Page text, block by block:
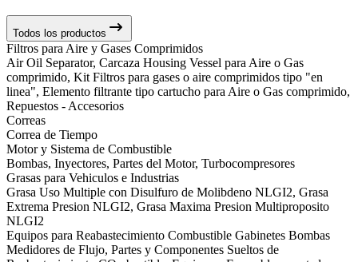
Todos los productos
Filtros para Aire y Gases Comprimidos
Air Oil Separator, Carcaza Housing Vessel para Aire o Gas
comprimido, Kit Filtros para gases o aire comprimidos tipo "en
linea", Elemento filtrante tipo cartucho para Aire o Gas comprimido,
Repuestos - Accesorios
Correas
Correa de Tiempo
Motor y Sistema de Combustible
Bombas, Inyectores, Partes del Motor, Turbocompresores
Grasas para Vehiculos e Industrias
Grasa Uso Multiple con Disulfuro de Molibdeno NLGI2, Grasa
Extrema Presion NLGI2, Grasa Maxima Presion Multiproposito
NLGI2
Equipos para Reabastecimiento Combustible Gabinetes Bombas
Medidores de Flujo, Partes y Componentes Sueltos de